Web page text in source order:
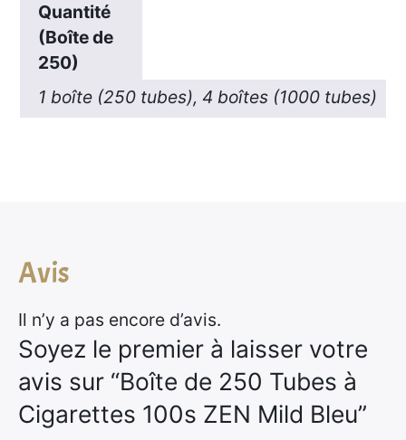
Quantité
(Boîte de
250)
1 boîte (250 tubes), 4 boîtes (1000 tubes)
Avis
Il n’y a pas encore d’avis.
Soyez le premier à laisser votre
avis sur “Boîte de 250 Tubes à
Cigarettes 100s ZEN Mild Bleu”